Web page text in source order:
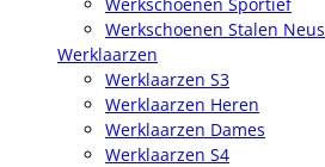
Werkschoenen Stalen Neus
Werklaarzen
Werklaarzen S3
Werklaarzen Heren
Werklaarzen Dames
Werklaarzen S4